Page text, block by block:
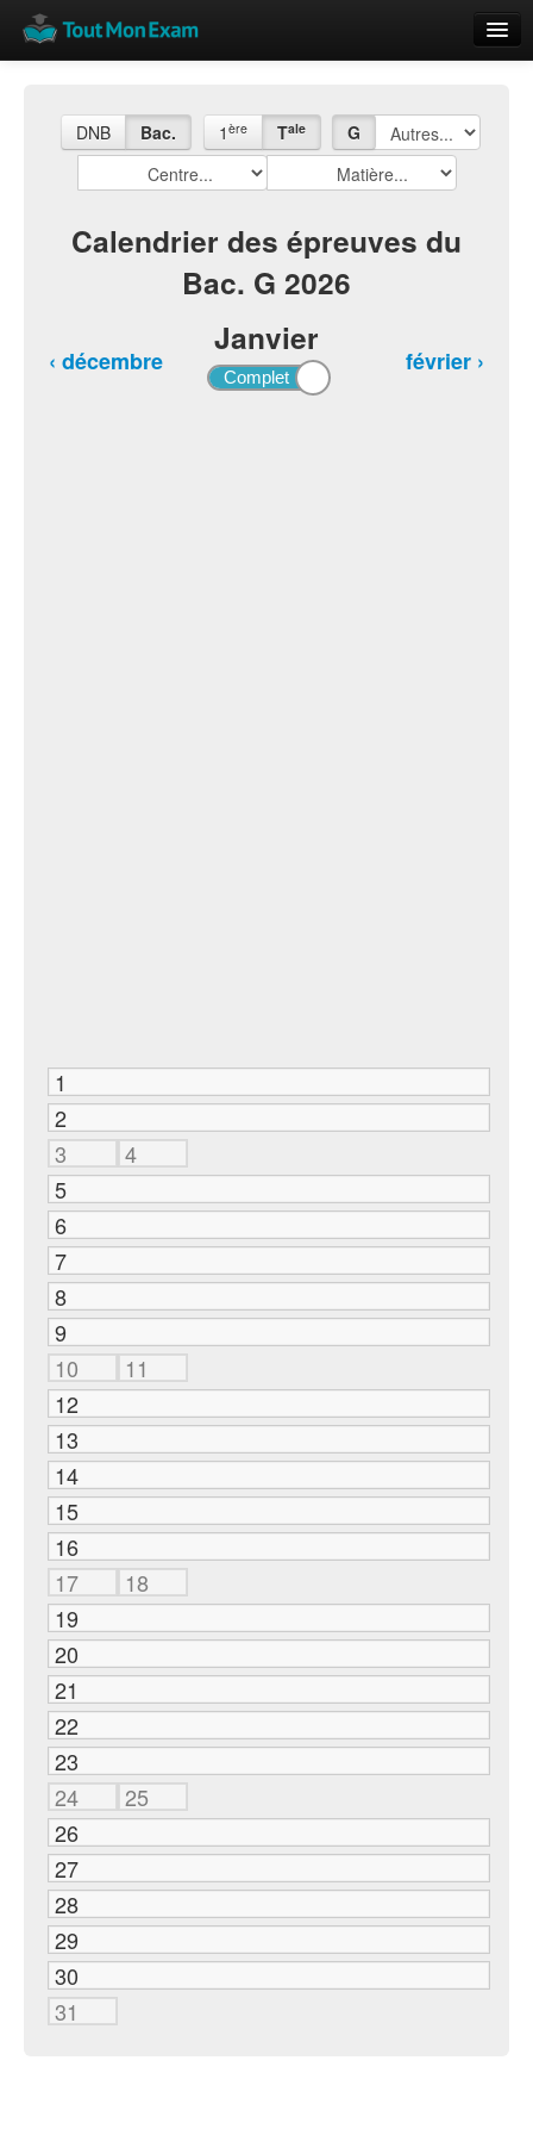
Vue globale
Rajouter
DNB Bac. 1 ère Tale G
Calendrier des épreuves du
Bac. G 2026
Janvier
‹ décembre février ›
1
2
3
4
5
6
7
8
9
10
11
12
13
14
15
16
17
18
19
20
21
22
23
24
25
26
27
28
29
30
31